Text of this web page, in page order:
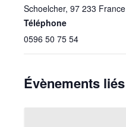
Schoelcher, 97 233 France
Téléphone
0596 50 75 54
Évènements liés